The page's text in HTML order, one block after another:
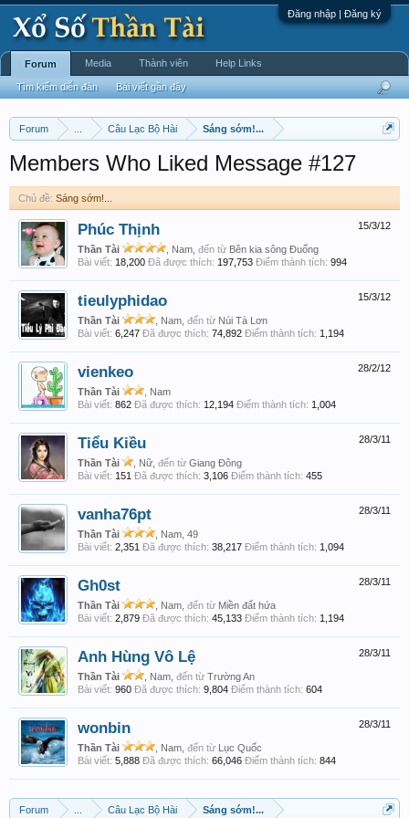
Đăng nhập | Đăng ký
Forum Câu Lạc Bộ Hài Sáng sớm!...
Members Who Liked Message #127
Chủ đề: Sáng sớm!...
15/3/12
Phúc Thịnh
Thần Tài , Nam, đến từ Bên kia sông Đuống
Bài viết: 18,200 Đã được thích: 197,753 Điểm thành tích: 994
15/3/12
tieulyphidao
Thần Tài , Nam, đến từ Núi Tà Lơn
Bài viết: 6,247 Đã được thích: 74,892 Điểm thành tích: 1,194
28/2/12
vienkeo
Thần Tài
, Nam
Bài viết: 862 Đã được thích: 12,194 Điểm thành tích: 1,004
28/3/11
Tiểu Kiều
Thần Tài , Nữ, đến từ Giang Đông
Bài viết: 151 Đã được thích: 3,106 Điểm thành tích: 455
28/3/11
vanha76pt
Thần Tài
, Nam, 49
Bài viết: 2,351 Đã được thích: 38,217 Điểm thành tích: 1,094
28/3/11
Gh0st
Thần Tài , Nam, đến từ Miền đất hứa
Bài viết: 2,879 Đã được thích: 45,133 Điểm thành tích: 1,194
28/3/11
Anh Hùng Vô Lệ
Thần Tài , Nam, đến từ Trường An
Bài viết: 960 Đã được thích: 9,804 Điểm thành tích: 604
28/3/11
wonbin
Thần Tài , Nam, đến từ Lục Quốc
Bài viết: 5,888 Đã được thích: 66,046 Điểm thành tích: 844
Forum Câu Lạc Bộ Hài Sáng sớm!...
Forum
Tìm kiếm diễn đàn Bài viết gần đây
Media Thành viên Help Links